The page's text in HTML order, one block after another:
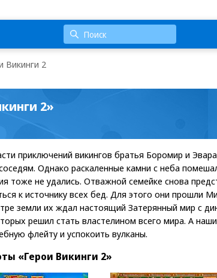
Викинги 2
2»
приключений викингов братья Боромир и
Однако раскаленные камни с неба
тоже не удались. Отважной семейке снова
к источнику всех бед. Для этого они прошли
земли их ждал настоящий Затерянный мир с
решил стать властелином всего мира. А
флейту и успокоить вулканы.
«Герои Викинги 2»